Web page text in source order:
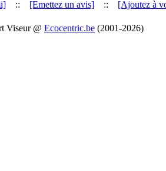
:: [Emettez un avis] :: [Ajoutez à
Viseur @ Ecocentric.be (2001-2026)